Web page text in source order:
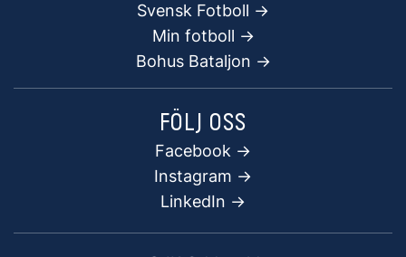
Svensk Fotboll ->
Min fotboll ->
Bohus Bataljon ->
FÖLJ OSS
Facebook ->
Instagram ->
LinkedIn ->